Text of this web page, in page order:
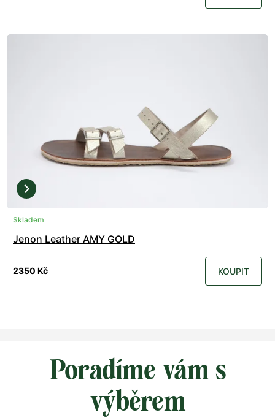
Skladem
Jenon Leather AMY GOLD
2350 Kč KOUPIT
Poradíme vám s
výběrem